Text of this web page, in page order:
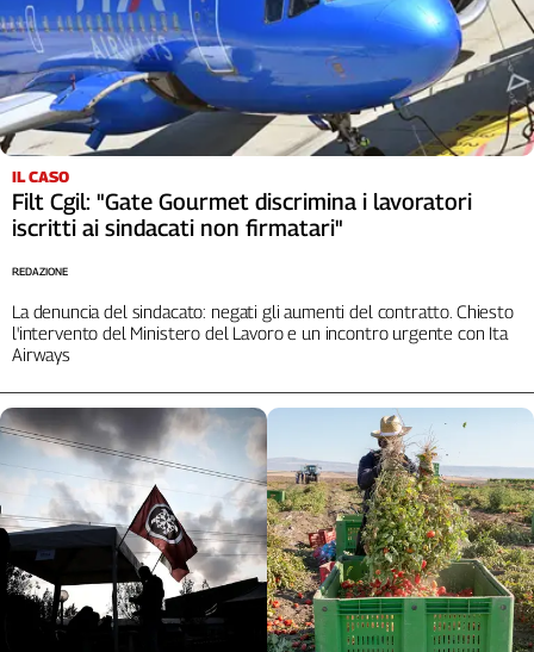
IL CASO
Filt Cgil: "Gate Gourmet discrimina i lavoratori
iscritti ai sindacati non firmatari"
La denuncia del sindacato: negati gli aumenti del contratto. Chiesto
l'intervento del Ministero del Lavoro e un incontro urgente con Ita
Airways
REDAZIONE